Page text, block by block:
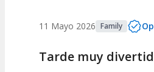
11 Mayo 2026 Family
Tarde muy